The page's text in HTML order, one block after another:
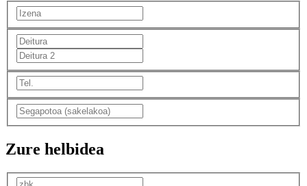
Zure helbidea